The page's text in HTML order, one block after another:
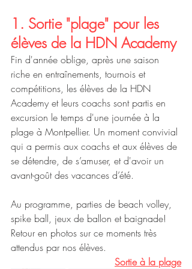
1. Sortie "plage" pour les
élèves de la HDN Academy
Fin d'année oblige, après une saison
riche en entraînements, tournois et
compétitions, les élèves de la HDN
Academy et leurs coachs sont partis en
excursion le temps d'une journée à la
plage à Montpellier. Un moment convivial
qui a permis aux coachs et aux élèves de
se détendre, de s’amuser, et d'avoir un
avant-goût des vacances d’été.
Au programme, parties de beach volley,
spike ball, jeux de ballon et baignade!
Retour en photos sur ce moments très
attendus par nos élèves.
Sortie à la plage